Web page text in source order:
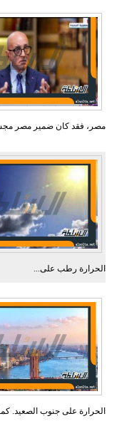
مصر، فقد كان ضمير مصر
الحرارة رطب على...
الحرارة على جنوب الصعيد.